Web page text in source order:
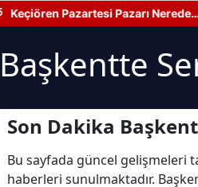
Keçiören Pazartesi Pazarı Nerede?
Pazarın Yeri ve Kapanış Saati
Başkentte
Son Dakika
Bu sayfada güncel gelişmeleri
haberleri sunulmaktadır.